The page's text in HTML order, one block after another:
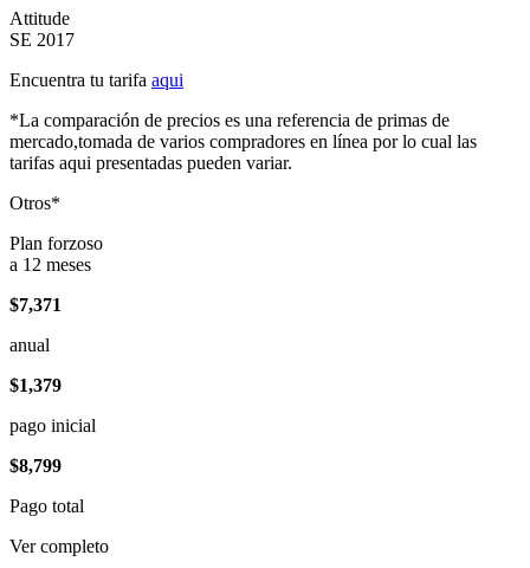
Attitude
SE 2017
Encuentra tu tarifa aqui
*La comparación de precios es una referencia de primas de
mercado,tomada de varios compradores en línea por lo cual las
tarifas aqui presentadas pueden variar.
Otros*
Plan forzoso
a 12 meses
$7,371
anual
$1,379
pago inicial
$8,799
Pago total
Ver completo